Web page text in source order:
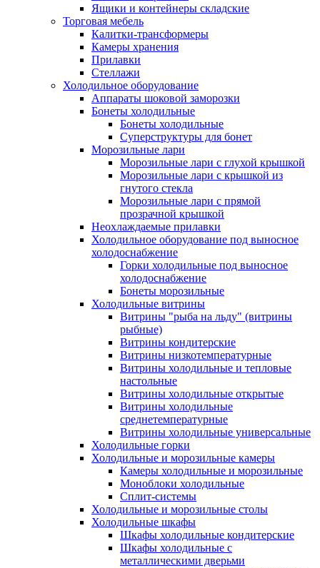
Ящики и контейнеры складские
Торговая мебель
Калитки-трансформеры
Камеры хранения
Прилавки
Стеллажи
Холодильное оборудование
Аппараты шоковой заморозки
Бонеты холодильные
Бонеты холодильные
Суперструктуры для бонет
Морозильные лари
Морозильные лари с глухой крышкой
Морозильные лари с крышкой из
гнутого стекла
Морозильные лари с прямой
прозрачной крышкой
Неохлаждаемые прилавки
Холодильное оборудование под выносное
холодоснабжение
Горки холодильные под выносное
холодоснабжение
Бонеты морозильные
Холодильные витрины
Витрины "рыба на льду" (витрины
рыбные)
Витрины кондитерские
Витрины низкотемпературные
Витрины холодильные и тепловые
настольные
Витрины холодильные открытые
Витрины холодильные
среднетемпературные
Витрины холодильные универсальные
Холодильные горки
Холодильные и морозильные камеры
Камеры холодильные и морозильные
Моноблоки холодильные
Сплит-системы
Холодильные и морозильные столы
Холодильные шкафы
Шкафы холодильные кондитерские
Шкафы холодильные с
металлическими дверьми